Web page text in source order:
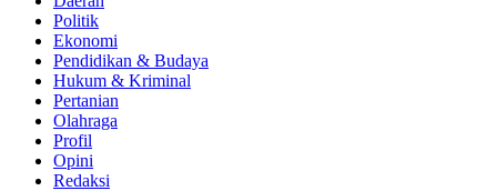
Politik
Ekonomi
Pendidikan & Budaya
Hukum & Kriminal
Pertanian
Olahraga
Profil
Opini
Redaksi